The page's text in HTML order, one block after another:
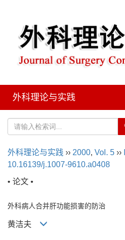
外科理论与实践
外科理论与实践 ›› 2000, Vol. 5 ››
10.16139/j.1007-9610.a0408
• 论文 •
外科病人合并肝功能损害的防治
黄洁夫